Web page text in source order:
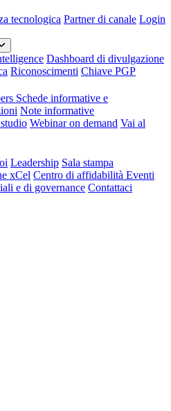
tecnologica Partner di canale Login
Dashboard di divulgazione
Riconoscimenti Chiave PGP
Schede informative e
Note informative
Webinar on demand Vai al
Leadership Sala stampa
xCel Centro di affidabilità Eventi
e di governance Contattaci